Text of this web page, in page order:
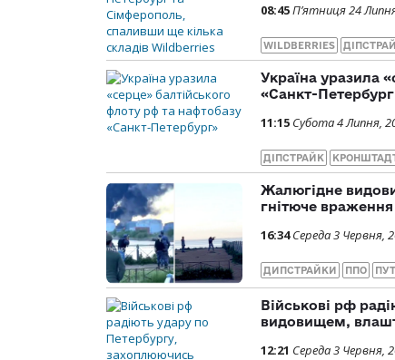
08:45П’ятниця 24
WILDBERRIES
Україна уразила
«Санкт-
11:15 Субота 4 Липня,
ДІПСТРАЙК
Жалюгідне
гнітюче враження
16:34 Середа 3 Червня,
ДИПСТРАЙКИ ППО
Військові рф
видовищем,
12:21 Середа 3 Червня,